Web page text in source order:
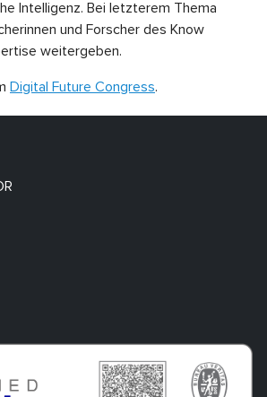
Intelligenz. Bei letzterem Thema
und Forscher des Know
weitergeben.
Digital Future Congress.